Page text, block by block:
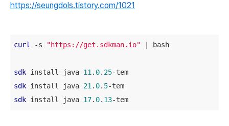
https://seungdols.tistory.com/1021
curl -s "https://get.sdkman.io" | bash
sdk install java 11 . 0. 25
sdk install java 21 . 0. 5
sdk install java 17. 0. 13-tem